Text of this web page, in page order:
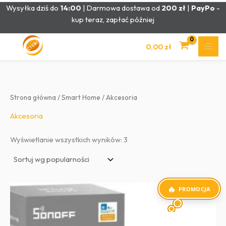
Przejdź
Wysyłka dziś do 14:00 | Darmowa dostawa od 200 zł | PayPo -
kup teraz, zapłać później
0,00 zł
Strona główna /Smart Home / Akcesoria
Akcesoria
Wyświetlanie wszystkich wyników: 3
PROMOCJA